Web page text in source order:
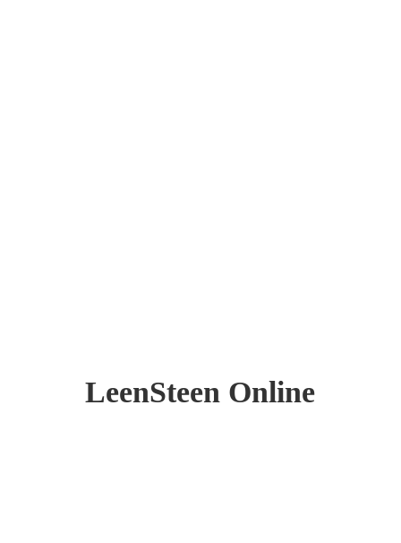
LeenSteen Online